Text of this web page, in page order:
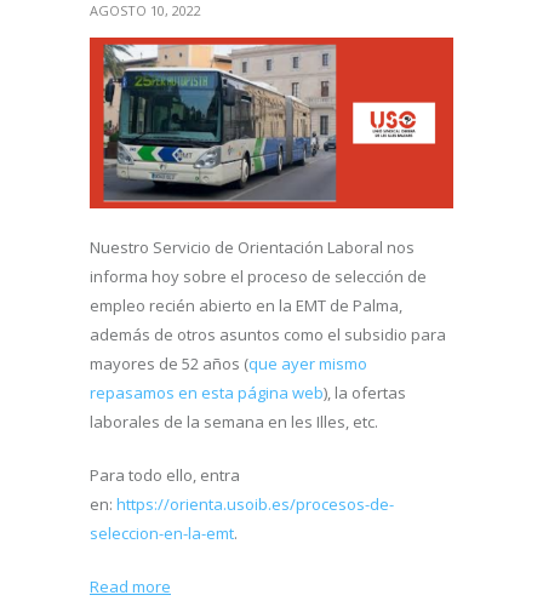
AGOSTO 10, 2022
Nuestro Servicio de Orientación Laboral nos
informa hoy sobre el proceso de selección de
empleo recién abierto en la EMT de Palma,
además de otros asuntos como el subsidio para
mayores de 52 años (que ayer mismo
repasamos en esta página web), la ofertas
laborales de la semana en les Illes, etc.
Para todo ello, entra
en: https://orienta.usoib.es/procesos-de-
seleccion-en-la-emt.
Read more